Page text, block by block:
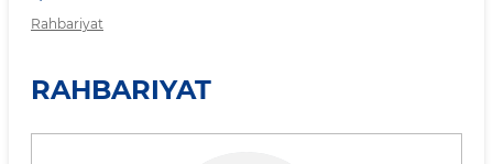
Rahbariyat
RAHBARIYAT